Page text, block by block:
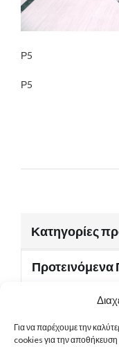
Για να παρέχουμε την
cookies για την
Ρ5
Ρ5
Κατηγορίες
Προτεινόμενα
Χρήσιμα Έγγραφα